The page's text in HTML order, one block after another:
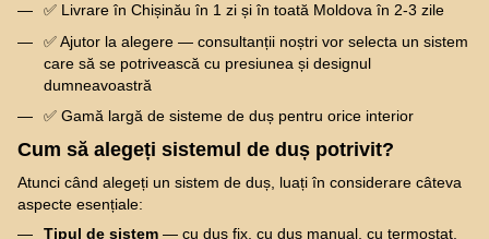
✅ Livrare în Chișinău în 1 zi și în toată Moldova în 2-3 zile
✅ Ajutor la alegere — consultanții noștri vor selecta un sistem
care să se potrivească cu presiunea și designul
dumneavoastră
✅ Gamă largă de sisteme de duș pentru orice interior
Cum să alegeți sistemul de duș potrivit?
Atunci când alegeți un sistem de duș, luați în considerare câteva
aspecte esențiale:
Tipul de sistem — cu duș fix, cu duș manual, cu termostat,